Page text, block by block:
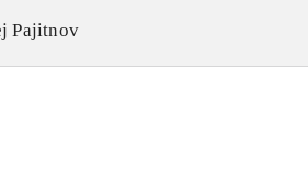
Pajitnov